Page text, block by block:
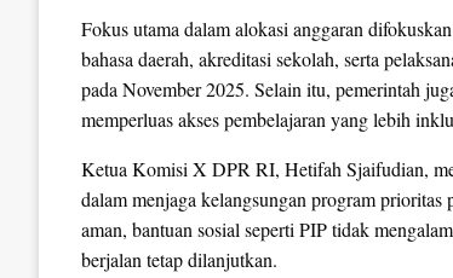
Fokus utama dalam alokasi anggaran
bahasa daerah, akreditasi sekolah, serta
pada November 2025. Selain itu, pemerintah
memperluas akses pembelajaran yang lebih
Ketua Komisi X DPR RI, Hetifah Sjaifudian,
dalam menjaga kelangsungan program
aman, bantuan sosial seperti PIP tidak
berjalan tetap dilanjutkan.